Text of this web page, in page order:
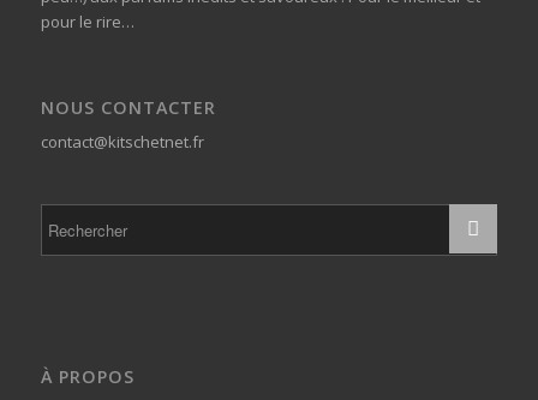
pour le rire…
NOUS CONTACTER
contact@kitschetnet.fr
À PROPOS